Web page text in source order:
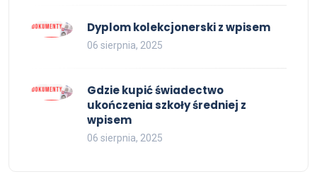
Dyplom kolekcjonerski z wpisem
06 sierpnia, 2025
Gdzie kupić świadectwo
ukończenia szkoły średniej z
wpisem
06 sierpnia, 2025